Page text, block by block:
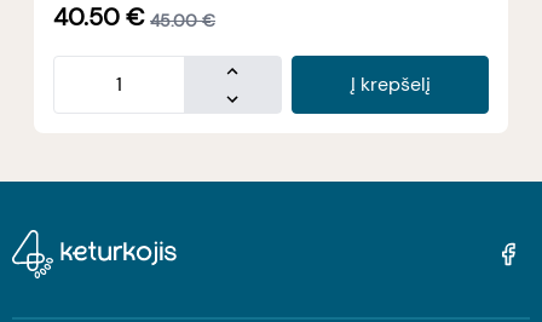
40.50€ 45.00 €
Į krepšelį